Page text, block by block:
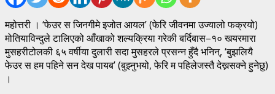
महोत्तरी । ‘फेउर स जिनगीमे इजोत आयल’ (फेरि जीवनमा उज्यालो फक्रयो)
मोतियाविन्दुले टालिएको आँखाको शल्यक्रिया गरेकी बर्दिबास–१० खयरमारा
मुसहरीटोलकी ६५ वर्षीया दुलारी सदा मुसहरले प्रसन्न हुँदै भनिन्, ‘बुझलियै
फेउर स हम पहिने सन देख पायब’ (बुझ्नुभयो, फेरि म पहिलेजस्तै देख्नसक्ने हुनेछु)
।